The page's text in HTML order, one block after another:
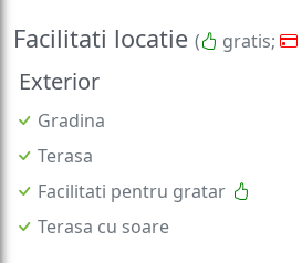
Facilitati locatie ( gratis;
Exterior
Gradina
Terasa
Facilitati pentru gratar
Terasa cu soare